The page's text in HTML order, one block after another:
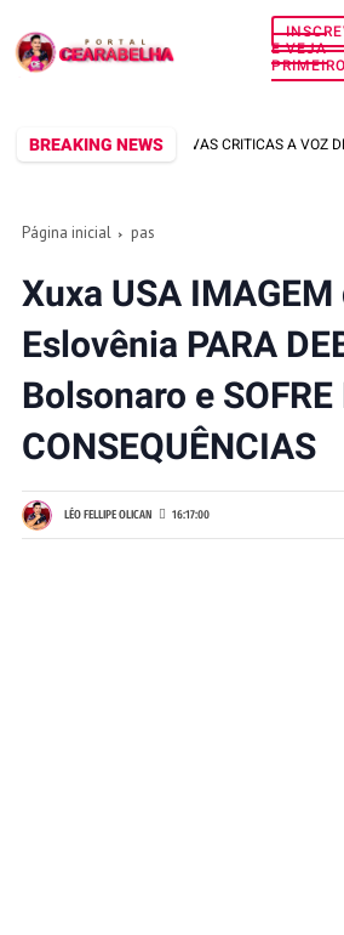
E VEJA
PRIMEIRO
BREAKING NEWS
DETONA APÓS NOVAS CRITICAS A VOZ DE
Página inicial pas
Xuxa USA IMAGEM
Eslovênia PARA
Bolsonaro e SOFRE
CONSEQUÊNCIAS
LÉO FELLIPE OLICAN 16:17:00